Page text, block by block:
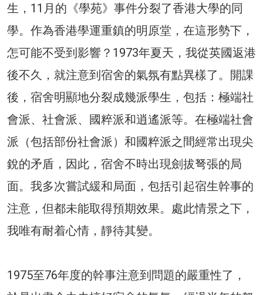
生，11月的《學苑》事件分裂了香港大學的同
學。作為香港學運重鎮的明原堂，在這形勢下，
怎可能不受到影響？1973年夏天，我從英國返港
後不久，就注意到宿舍的氣氛有點異樣了。開課
後，宿舍明顯地分裂成幾派學生，包括：極端社
會派、社會派、國粹派和逍遙派等。在極端社會
派（包括部份社會派）和國粹派之間經常出現尖
銳的矛盾，因此，宿舍不時出現劍拔弩張的局
面。我多次嘗試緩和局面，包括引起宿生幹事的
注意，但都未能取得預期效果。處此情景之下，
我唯有耐着心情，靜待其變。
1975至76年度的幹事注意到問題的嚴重性了，